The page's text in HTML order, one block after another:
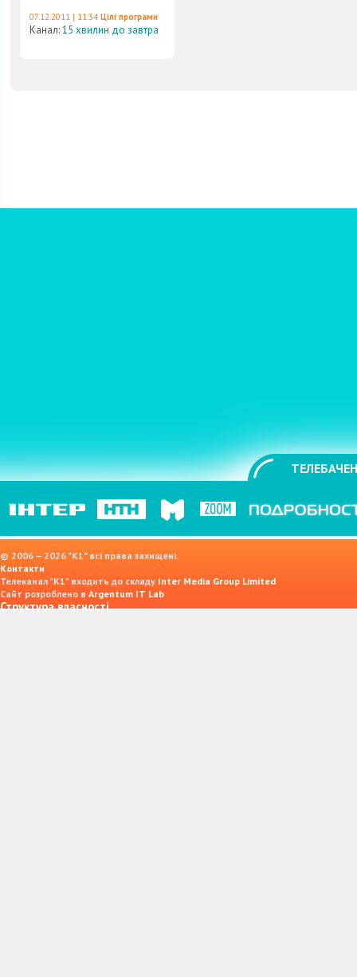
07.12.2011 | 11:34 Цілі програми
Канал:15 хвилин до завтра
© 2006 — 2026 "K1" всі права захищені.
Контакти
Телеканал "К1" входить до складу Inter Media Group Limited
Сайт розроблено в Argentum IT Lab
Структура власності